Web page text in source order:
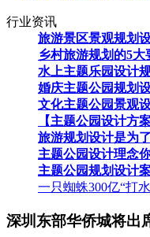
行业资讯
旅游景区景观规划
乡村旅游规划的5大
水上主题乐园设计
婚庆主题公园规划
文化主题公园景观
【主题公园设计方
旅游规划设计是为
主题公园设计理念
主题公园规划设计
一只蜘蛛300亿“打
深圳东部华侨城将出